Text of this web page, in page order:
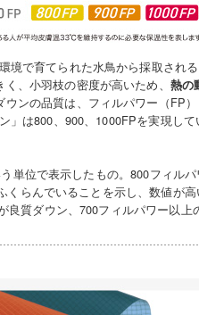
境で育てられた水鳥から採取され
、小羽枝の密度が高いため、 熱の
ウンの品質は、フィルパワー（FP
」は800、900、1000FPを実現して
単位で表示したもの。800フィルパ
くらんでいることを示し、数値が高
良質ダウン、700フィルパワー以上